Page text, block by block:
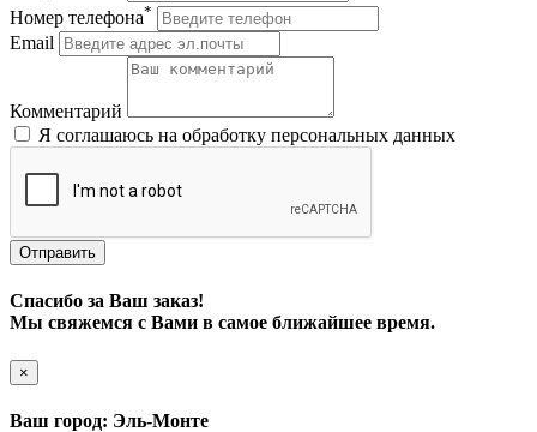
Номер телефона*
Email
Комментарий
Я соглашаюсь на обработку персональных данных
Отправить
Спасибо за Ваш заказ!
Мы свяжемся с Вами в самое ближайшее время.
×
Ваш город: Эль-Монте